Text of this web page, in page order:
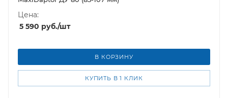
Цена:
5 590 руб./шт
В КОРЗИНУ
КУПИТЬ В 1 КЛИК